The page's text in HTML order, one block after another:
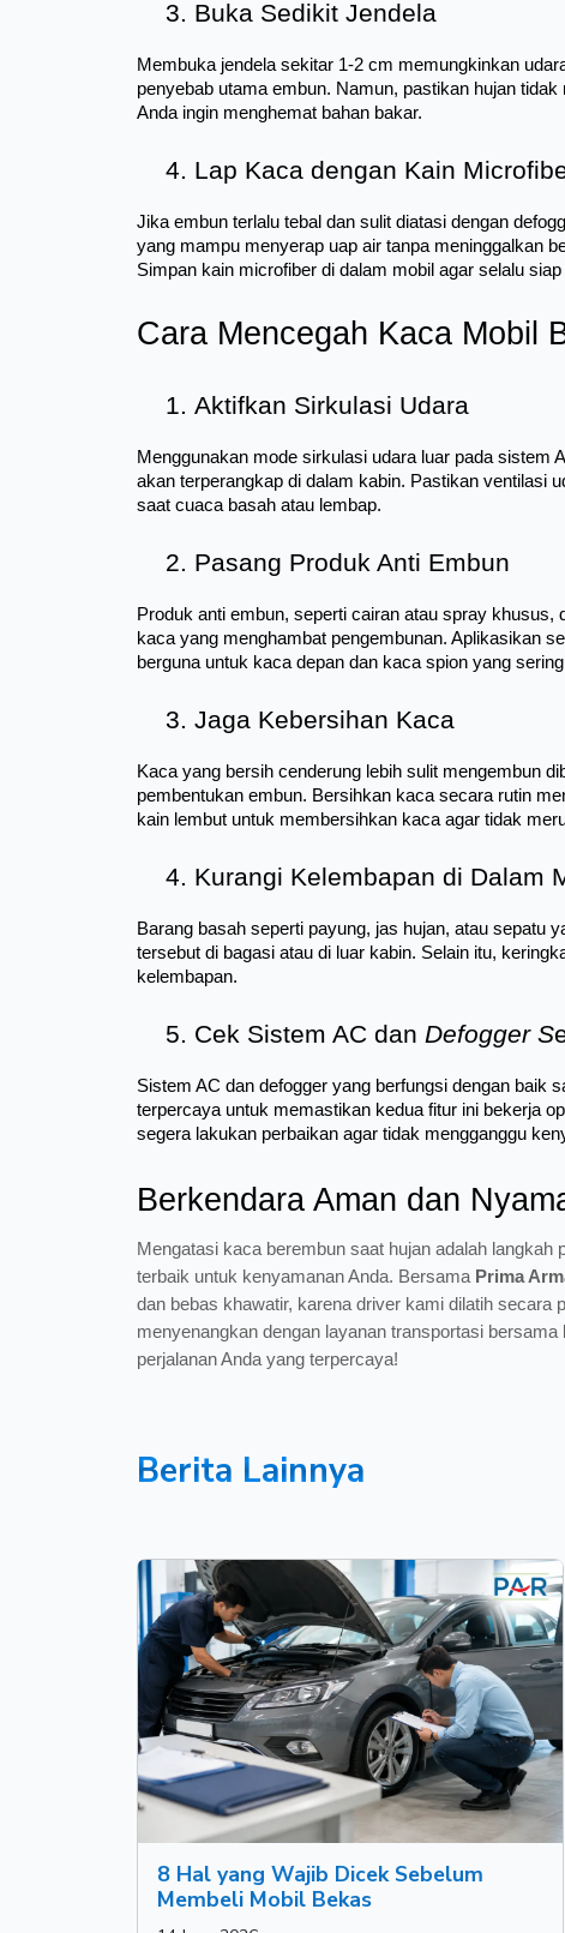
Buka Sedikit Jendela
Membuka jendela sekitar 1-2 cm memungkinkan
penyebab utama embun. Namun, pastikan hujan
Anda ingin menghemat bahan bakar.
Lap Kaca dengan Kain
Jika embun terlalu tebal dan sulit diatasi dengan
yang mampu menyerap uap air tanpa meninggalkan
Simpan kain microfiber di dalam mobil agar selalu
Cara Mencegah Kaca Mobil
Aktifkan Sirkulasi Udara
Menggunakan mode sirkulasi udara luar pada sistem
akan terperangkap di dalam kabin. Pastikan ventilasi
saat cuaca basah atau lembap.
Pasang Produk Anti Embun
Produk anti embun, seperti cairan atau spray
kaca yang menghambat pengembunan. Aplikasikan
berguna untuk kaca depan dan kaca spion yang
Jaga Kebersihan Kaca
Kaca yang bersih cenderung lebih sulit mengembun
pembentukan embun. Bersihkan kaca secara rutin
kain lembut untuk membersihkan kaca agar tidak
Kurangi Kelembapan di Dalam
Barang basah seperti payung, jas hujan, atau sepatu
tersebut di bagasi atau di luar kabin. Selain itu,
kelembapan.
Cek Sistem AC dan Defogger S
Sistem AC dan defogger yang berfungsi dengan baik
terpercaya untuk memastikan kedua fitur ini bekerja
segera lakukan perbaikan agar tidak mengganggu
Berkendara Aman dan
Mengatasi kaca berembun saat hujan adalah
terbaik untuk kenyamanan Anda. Bersama Prima
dan bebas khawatir, karena driver kami dilatih secara
menyenangkan dengan layanan transportasi bersama
perjalanan Anda yang terpercaya!
Berita Lainnya
8 Hal yang Wajib Dicek Sebelum
Membeli Mobil Bekas